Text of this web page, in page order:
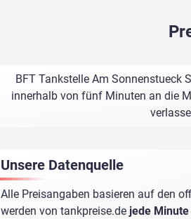
BFT Tankstelle Am
innerhalb von fünf Minuten an die
Unsere Datenquelle
Alle Preisangaben basieren auf den
werden von tankpreise.de jede Minute